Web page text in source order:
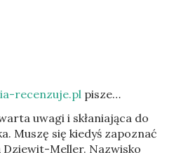
recenzuje.pl pisze…
uwagi i skłaniająca do
Muszę się kiedyś zapoznać
Meller. Nazwisko